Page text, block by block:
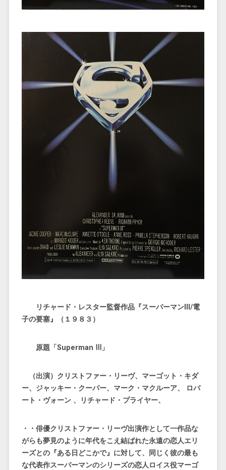
リチャード・レスター監督作品『スーパーマンIII/電
子の要塞』（１９８３）
原題「Superman Ⅲ」
（出演）クリストファー・リーヴ、マーゴット・キダ
ー、ジャッキー・クーパー、マーク・マクルーア、 ロバ
ート・ヴォーン 、リチャード・プライヤー、
・・俳優クリストファー・リーヴ出演作として一作品な
がらも夢見のように年代をこえ結ばれた永遠の恋人エリ
ーズとの『ある日どこかで』に対して、同じく彼の最も
な代表作スーパーマンのシリーズの恋人ロイス役マーゴ